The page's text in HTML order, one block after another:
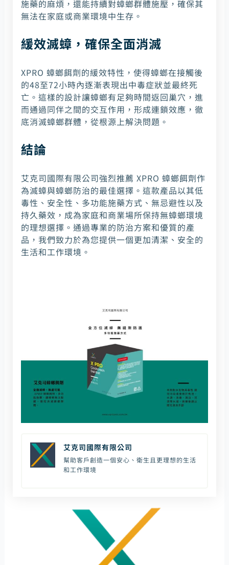
施藥的麻煩，還能持續對蟑螂群體施壓，確保其
無法在家庭或商業環境中生存。
緩效滅蟑，確保全面消滅
XPRO 蟑螂餌劑的緩效特性，使得蟑螂在接觸後
的48至72小時內逐漸表現出中毒症狀並最終死
亡。這樣的設計讓蟑螂有足夠時間返回巢穴，進
而通過同伴之間的交互作用，形成連鎖效應，徹
底消滅蟑螂群體，從根源上解決問題。
結論
艾克司國際有限公司強烈推薦 XPRO 蟑螂餌劑作
為滅蟑與蟑螂防治的最佳選擇。這款產品以其低
毒性、安全性、多功能施藥方式、無忌避性以及
持久藥效，成為家庭和商業場所保持無蟑螂環境
的理想選擇。通過專業的防治方案和優質的產
品，我們致力於為您提供一個更加清潔、安全的
生活和工作環境。
艾克司國際有限公司
幫助客戶創造一個安心、衛生且更理想的生活
和工作環境